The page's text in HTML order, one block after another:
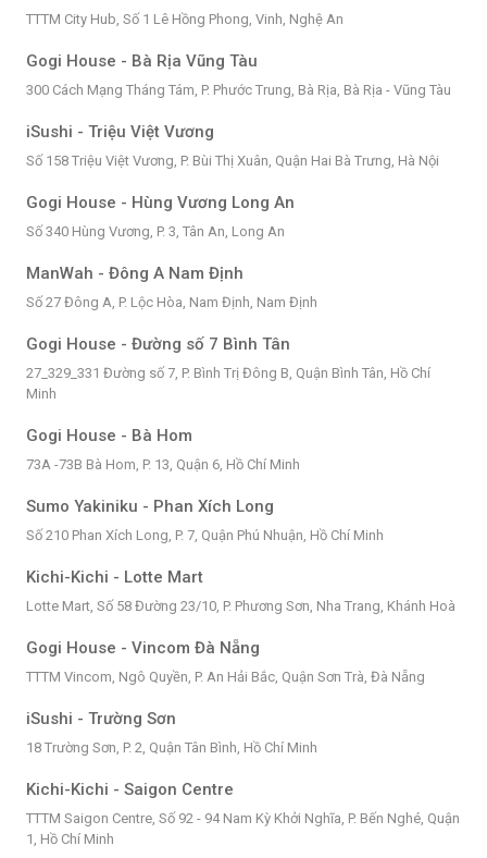
TTTM City Hub, Số 1 Lê Hồng Phong, Vinh, Nghệ An
Gogi House - Bà Rịa Vũng Tàu
300 Cách Mạng Tháng Tám, P. Phước Trung, Bà Rịa, Bà Rịa - Vũng Tàu
iSushi - Triệu Việt Vương
Số 158 Triệu Việt Vương, P. Bùi Thị Xuân, Quận Hai Bà Trưng, Hà Nội
Gogi House - Hùng Vương Long An
Số 340 Hùng Vương, P. 3, Tân An, Long An
ManWah - Đông A Nam Định
Số 27 Đông A, P. Lộc Hòa, Nam Định, Nam Định
Gogi House - Đường số 7 Bình Tân
27_329_331 Đường số 7, P. Bình Trị Đông B, Quận Bình Tân, Hồ Chí
Minh
Gogi House - Bà Hom
73A -73B Bà Hom, P. 13, Quận 6, Hồ Chí Minh
Sumo Yakiniku - Phan Xích Long
Số 210 Phan Xích Long, P. 7, Quận Phú Nhuận, Hồ Chí Minh
Kichi-Kichi - Lotte Mart
Lotte Mart, Số 58 Đường 23/10, P. Phương Sơn, Nha Trang, Khánh Hoà
Gogi House - Vincom Đà Nẵng
TTTM Vincom, Ngô Quyền, P. An Hải Bắc, Quận Sơn Trà, Đà Nẵng
iSushi - Trường Sơn
18 Trường Sơn, P. 2, Quận Tân Bình, Hồ Chí Minh
Kichi-Kichi - Saigon Centre
TTTM Saigon Centre, Số 92 - 94 Nam Kỳ Khởi Nghĩa, P. Bến Nghé, Quận
1, Hồ Chí Minh